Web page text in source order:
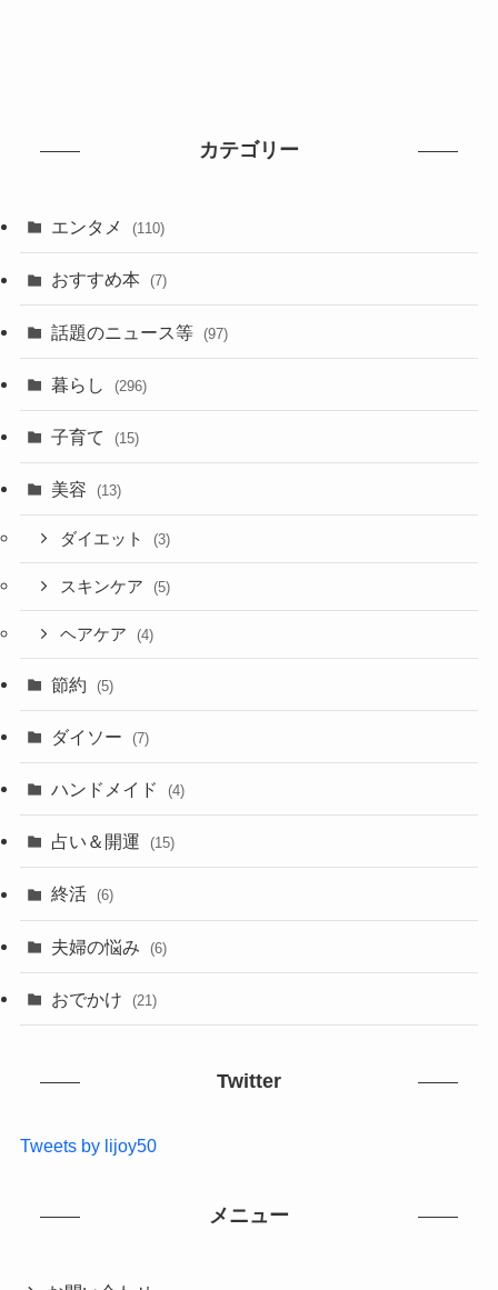
カテゴリー
エンタメ (110)
おすすめ本 (7)
話題のニュース等 (97)
暮らし (296)
子育て (15)
美容 (13)
ダイエット (3)
スキンケア (5)
ヘアケア (4)
節約 (5)
ダイソー (7)
ハンドメイド (4)
占い＆開運 (15)
終活 (6)
夫婦の悩み (6)
おでかけ (21)
Twitter
Tweets by lijoy50
メニュー